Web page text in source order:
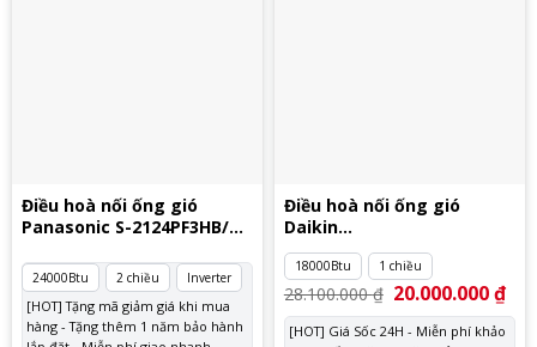
Điều hoà nối ống gió
Panasonic S-2124PF3HB/U-
24000Btu 2 chiều Inverter
[HOT] Tặng mã giảm giá khi mua
hàng - Tặng thêm 1 năm bảo hành
Điều hoà nối ống gió
Daikin
FDBNQ18MV1V/RNQ18MV1V
18000Btu 1 chiều
28.100.000₫ Giá
gốc
là:
28.100.000 ₫.
20.000.000₫Giá
tại
[HOT] Giá Sốc 24H - Miễn phí khảo